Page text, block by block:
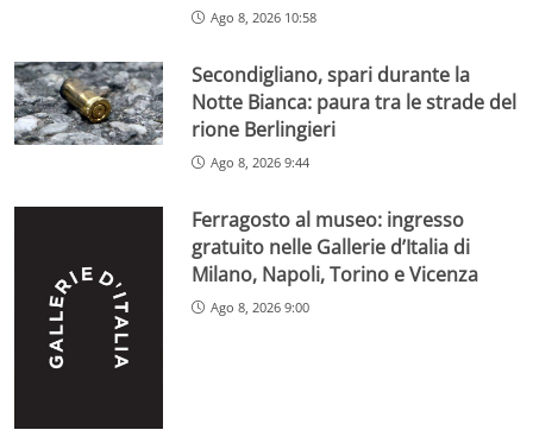
Ago 8, 2026 10:58
Secondigliano, spari durante la
Notte Bianca: paura tra le strade del
rione Berlingieri
Ago 8, 2026 9:44
Ferragosto al museo: ingresso
gratuito nelle Gallerie d’Italia di
Milano, Napoli, Torino e Vicenza
Ago 8, 2026 9:00